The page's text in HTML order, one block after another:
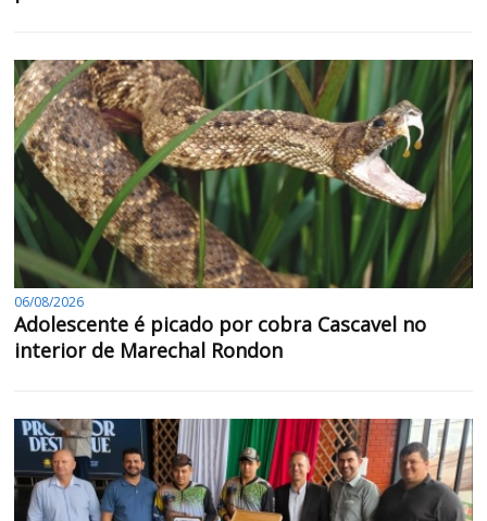
06/08/2026
Adolescente é picado por cobra Cascavel no
interior de Marechal Rondon